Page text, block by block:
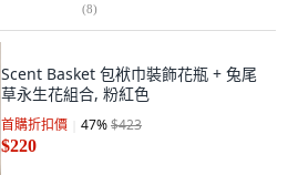
(8)
Scent Basket 包袱巾裝飾花瓶 + 兔尾
草永生花組合, 粉紅色
首購折扣價 47%$423
$220